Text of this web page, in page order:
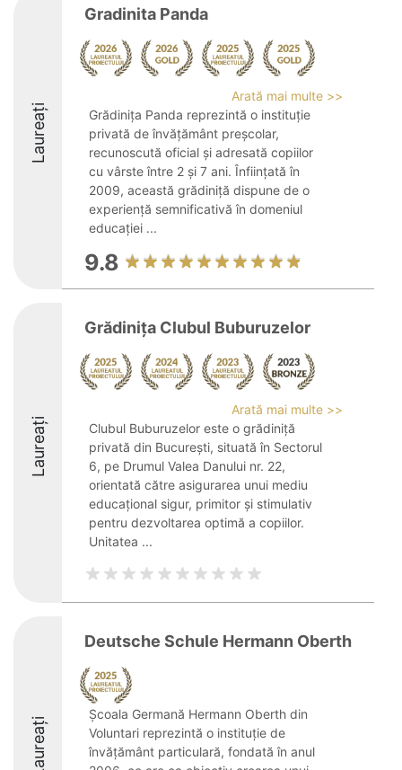
Laureați
Gradinita Panda
Arată mai multe >>
Grădinița Panda reprezintă o instituție
privată de învățământ preșcolar,
recunoscută oficial și adresată copiilor
cu vârste între 2 și 7 ani. Înființată în
2009, această grădiniță dispune de o
experiență semnificativă în domeniul
educației ...
9.8
Laureați
Grădinița Clubul Buburuzelor
Arată mai multe >>
Clubul Buburuzelor este o grădiniță
privată din București, situată în Sectorul
6, pe Drumul Valea Danului nr. 22,
orientată către asigurarea unui mediu
educațional sigur, primitor și stimulativ
pentru dezvoltarea optimă a copiilor.
Unitatea ...
Laureați
Deutsche Schule Hermann Oberth
Școala Germană Hermann Oberth din
Voluntari reprezintă o instituție de
învățământ particulară, fondată în anul